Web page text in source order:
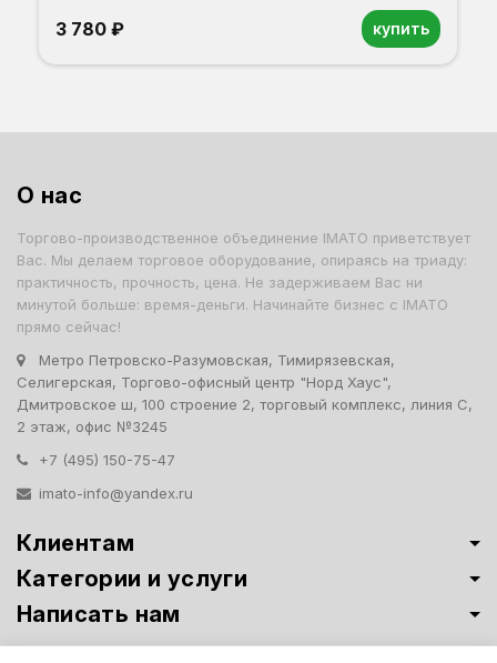
3 780 ₽ купить
О нас
Торгово-производственное объединение IMATO приветствует
Вас. Мы делаем торговое оборудование, опираясь на триаду:
практичность, прочность, цена. Не задерживаем Вас ни
минутой больше: время-деньги. Начинайте бизнес с IMATO
прямо сейчас!
Метро Петровско-Разумовская, Тимирязевская,
Селигерская, Торгово-офисный центр "Норд Хаус",
Дмитровское ш, 100 строение 2, торговый комплекс, линия С,
2 этаж, офис №3245
+7 (495) 150-75-47
imato-info@yandex.ru
Клиентам
Категории и услуги
Написать нам